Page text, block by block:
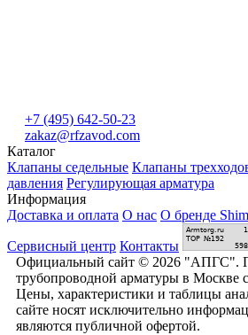
+7 (495) 642-50-23
zakaz@rfzavod.com
Каталог
Клапаны седельные Клапаны
давления Регулирующая арматура
Информация
Доставка и оплата О нас О бренде
Сервисный центр Контакты
Официальный сайт © 2026 "АПГС".
трубопроводной арматуры в Москве
Цены, характеристики и таблицы
сайте носят исключительно
являются публичной офертой.